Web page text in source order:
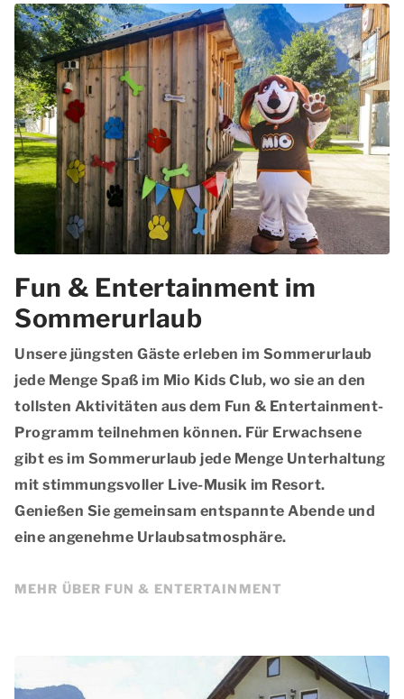
Fun & Entertainment im
Sommerurlaub
Unsere jüngsten Gäste erleben im Sommerurlaub
jede Menge Spaß im Mio Kids Club, wo sie an den
tollsten Aktivitäten aus dem Fun & Entertainment-
Programm teilnehmen können. Für Erwachsene
gibt es im Sommerurlaub jede Menge Unterhaltung
mit stimmungsvoller Live-Musik im Resort.
Genießen Sie gemeinsam entspannte Abende und
eine angenehme Urlaubsatmosphäre.
MEHR ÜBER FUN & ENTERTAINMENT